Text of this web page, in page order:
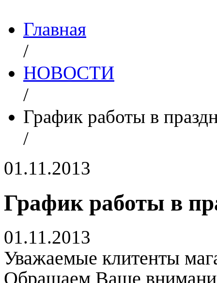
Главная
/
НОВОСТИ
/
График работы в
/
01.11.2013
График работы в
01.11.2013
Уважаемые клитенты
Обращаем Ваше